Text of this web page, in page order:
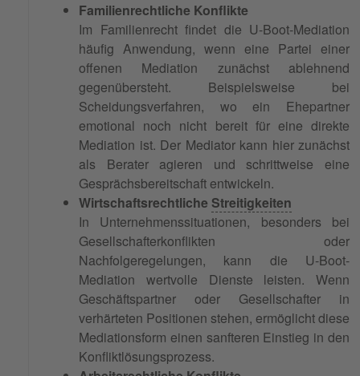
Familienrechtliche Konflikte
Im Familienrecht findet die U-Boot-Mediation
häufig Anwendung, wenn eine Partei einer
offenen Mediation zunächst ablehnend
gegenübersteht. Beispielsweise bei
Scheidungsverfahren, wo ein Ehepartner
emotional noch nicht bereit für eine direkte
Mediation ist. Der Mediator kann hier zunächst
als Berater agieren und schrittweise eine
Gesprächsbereitschaft entwickeln.
Wirtschaftsrechtliche Streitigkeiten
In Unternehmenssituationen, besonders bei
Gesellschafterkonflikten oder
Nachfolgeregelungen, kann die U-Boot-
Mediation wertvolle Dienste leisten. Wenn
Geschäftspartner oder Gesellschafter in
verhärteten Positionen stehen, ermöglicht diese
Mediationsform einen sanfteren Einstieg in den
Konfliktlösungsprozess.